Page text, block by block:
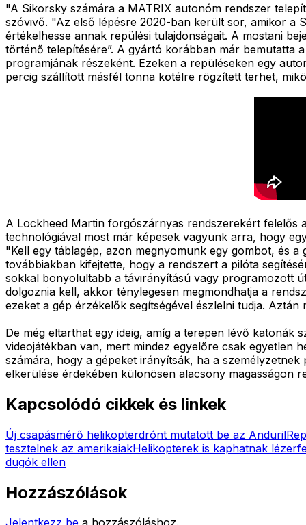
"A Sikorsky számára a MATRIX autonóm rendszer
szóvivő. "Az első lépésre 2020-ban került sor, amikor a
értékelhesse annak repülési tulajdonságait. A mostani
történő telepítésére”. A gyártó korábban már bemutatta
programjának részeként. Ezeken a repüléseken egy
percig szállított másfél tonna kötélre rögzített terhet,
A Lockheed Martin forgószárnyas rendszerekért felelős
technológiával most már képesek vagyunk arra, hogy
"Kell egy táblagép, azon megnyomunk egy gombot, és
továbbiakban kifejtette, hogy a rendszert a pilóta
sokkal bonyolultabb a távirányítású vagy programozott
dolgoznia kell, akkor ténylegesen megmondhatja a
ezeket a gép érzékelők segítségével észlelni tudja.
De még eltarthat egy ideig, amíg a terepen lévő
videojátékban van, mert mindez egyelőre csak egyetlen
számára, hogy a gépeket irányítsák, ha a
elkerülése érdekében különösen alacsony magasságon
Kapcsolódó cikkek és linkek
Új csapásmérő helikopterdrónt mutatott be az Anduril
tesztelnek az amerikaiakHelikopterek is kaphatnak
dugók ellen
Hozzászólások